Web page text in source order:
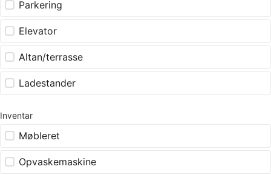
Parkering
Elevator
Altan/terrasse
Ladestander
Inventar
Møbleret
Opvaskemaskine